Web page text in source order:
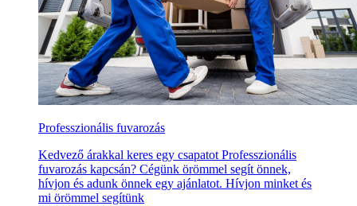
Professzionális fuvarozás
Kedvező árakkal keres egy csapatot Professzionális
fuvarozás kapcsán? Cégünk örömmel segít önnek,
hívjon és adunk önnek egy ajánlatot. Hívjon minket és
mi örömmel segítünk